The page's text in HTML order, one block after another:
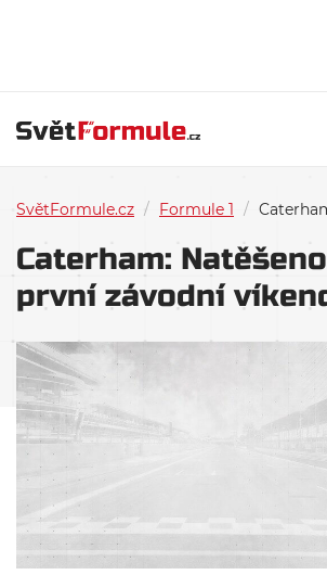
SvětFormule.cz / Formule 1 / Caterham:
Caterham:
první závodní